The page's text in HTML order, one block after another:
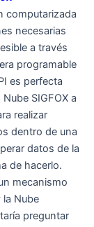
computarizada
necesarias
a través
programable
es perfecta
SIGFOX a
realizar
dentro de una
datos de la
de hacerlo.
mecanismo
Nube
preguntar